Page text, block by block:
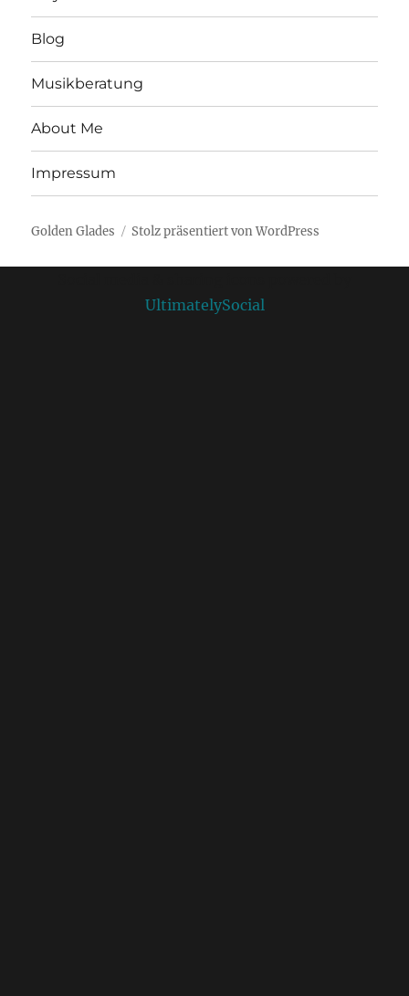
Blog
Musikberatung
About Me
Impressum
Golden Glades Stolz präsentiert von WordPress
UltimatelySocial